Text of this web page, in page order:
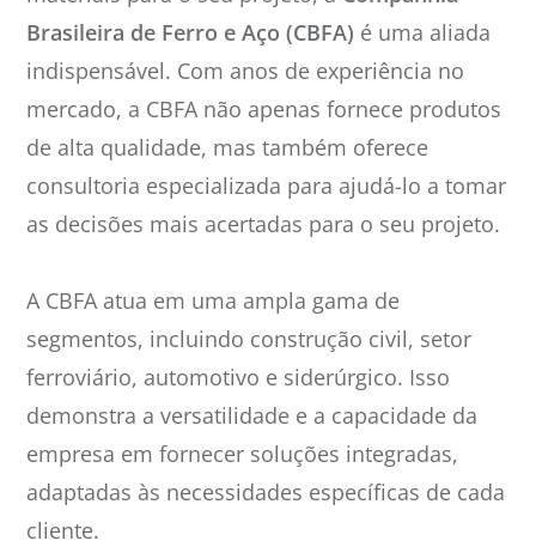
Brasileira de Ferro e Aço (CBFA) é uma aliada
indispensável. Com anos de experiência no
mercado, a CBFA não apenas fornece produtos
de alta qualidade, mas também oferece
consultoria especializada para ajudá-lo a tomar
as decisões mais acertadas para o seu projeto.
A CBFA atua em uma ampla gama de
segmentos, incluindo construção civil, setor
ferroviário, automotivo e siderúrgico. Isso
demonstra a versatilidade e a capacidade da
empresa em fornecer soluções integradas,
adaptadas às necessidades específicas de cada
cliente.